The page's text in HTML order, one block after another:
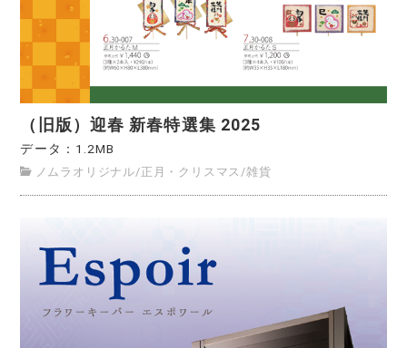
（旧版）迎春 新春特選集 2025
データ：1.2MB
ノムラオリジナル/正月・クリスマス /雑貨